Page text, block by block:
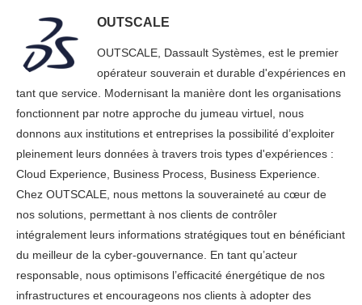
OUTSCALE
OUTSCALE, Dassault Systèmes, est le premier
opérateur souverain et durable d'expériences en
tant que service. Modernisant la manière dont les organisations
fonctionnent par notre approche du jumeau virtuel, nous
donnons aux institutions et entreprises la possibilité d’exploiter
pleinement leurs données à travers trois types d'expériences :
Cloud Experience, Business Process, Business Experience.
Chez OUTSCALE, nous mettons la souveraineté au cœur de
nos solutions, permettant à nos clients de contrôler
intégralement leurs informations stratégiques tout en bénéficiant
du meilleur de la cyber-gouvernance. En tant qu’acteur
responsable, nous optimisons l’efficacité énergétique de nos
infrastructures et encourageons nos clients à adopter des